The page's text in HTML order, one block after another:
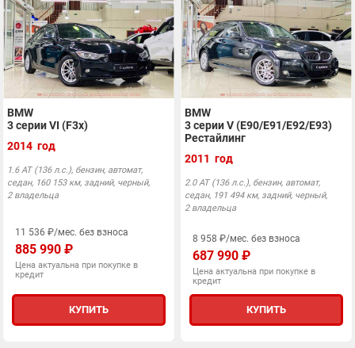
BMW
3 серии VI (F3x)
2014 год
1.6 АТ (136 л.с.), бензин, автомат,
седан, 160 153 км, задний, черный,
2 владельца
11 536 ₽/мес. без взноса
885 990 ₽
Цена актуальна при покупке в
кредит
КУПИТЬ
BMW
3 серии V (E90/E91/E92/E93)
Рестайлинг
2011 год
2.0 АТ (136 л.с.), бензин, автомат,
седан, 191 494 км, задний, черный,
2 владельца
8 958 ₽/мес. без взноса
687 990 ₽
Цена актуальна при покупке в
кредит
КУПИТЬ